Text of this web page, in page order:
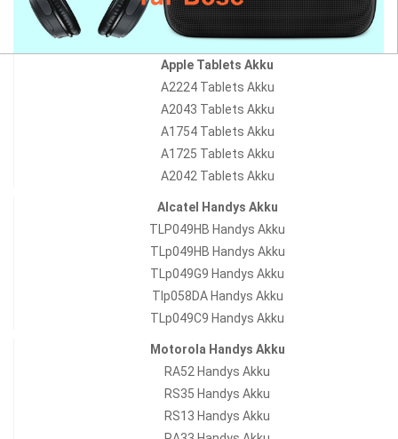
Apple Tablets Akku
A2224 Tablets Akku
A2043 Tablets Akku
A1754 Tablets Akku
A1725 Tablets Akku
A2042 Tablets Akku
Alcatel Handys Akku
TLP049HB Handys Akku
TLp049HB Handys Akku
TLp049G9 Handys Akku
Tlp058DA Handys Akku
TLp049C9 Handys Akku
Motorola Handys Akku
RA52 Handys Akku
RS35 Handys Akku
RS13 Handys Akku